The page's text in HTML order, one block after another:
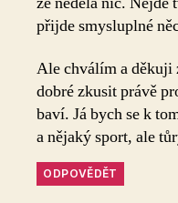
přijde smysluplné
Ale chválím a děkuji
dobré zkusit právě
baví. Já bych se k
a nějaký sport, ale
ODPOVĚDĚT